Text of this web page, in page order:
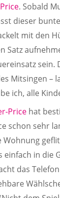
. Sobald
dieser
mit den
Satz
sein.
Mitsingen –
ich, alle
Price hat
schon sehr
einfach in die
das